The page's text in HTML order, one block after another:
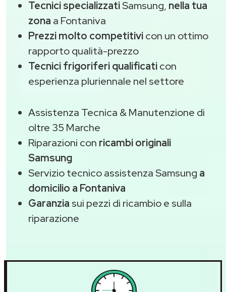
Tecnici specializzatiSamsung, nella tua
zona a Fontaniva
Prezzi molto competitivicon un ottimo
rapporto qualità-prezzo
Tecnici frigoriferi qualificaticon
esperienza pluriennale nel settore
Assistenza Tecnica & Manutenzione di
oltre 35 Marche
Riparazioni con ricambi originali
Samsung
Servizio tecnico assistenza Samsung a
domicilio a Fontaniva
Garanzia sui pezzi di ricambio e sulla
riparazione